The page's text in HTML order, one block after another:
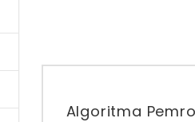
Algoritma